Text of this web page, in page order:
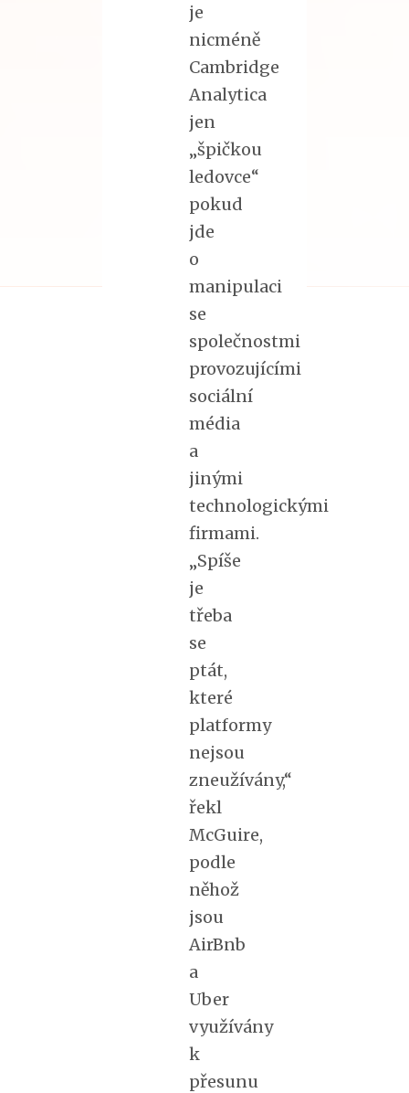
je
nicméně
Cambridge
Analytica
jen
„špičkou
ledovce“
pokud
jde
o
manipulaci
se
společnostmi
provozujícími
sociální
média
a
jinými
technologickými
firmami.
„Spíše
je
třeba
se
ptát,
které
platformy
nejsou
zneužívány,“
řekl
McGuire,
podle
něhož
jsou
AirBnb
a
Uber
využívány
k
přesunu